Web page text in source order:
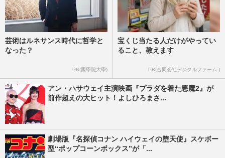
芸術はルネサンス時代に哲学と
なった？
PR(國學院大學)
宝くじ当たる人だけがやってい
ること、教えます
PR(合同会社デジタルファーム )
アン・ハサウェイ主演映画『プラダを着た悪魔2』が
前作超えの大ヒット！よしひろまさ...
劇場版『名探偵コナン ハイウェイの堕天使』スケボー
型“ポップコーンボックス”が「...